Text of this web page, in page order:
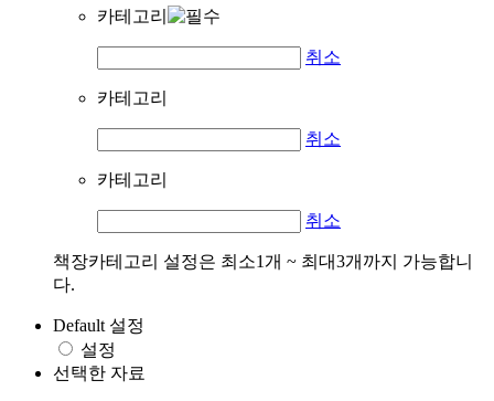
카테고리
취소
카테고리
취소
카테고리
취소
책장카테고리 설정은 최소1개 ~ 최대3개까지 가능합니
다.
Default 설정
설정
선택한 자료